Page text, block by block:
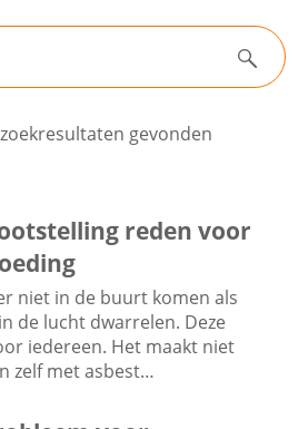
Zoeken
gevonden
reden voor
niet in de buurt komen als
de lucht dwarrelen. Deze
iedereen. Het maakt niet
zelf met asbest…